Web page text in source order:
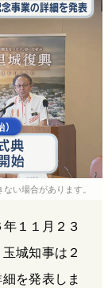
い場合があります。
１１月２３
城知事は２
を発表しま